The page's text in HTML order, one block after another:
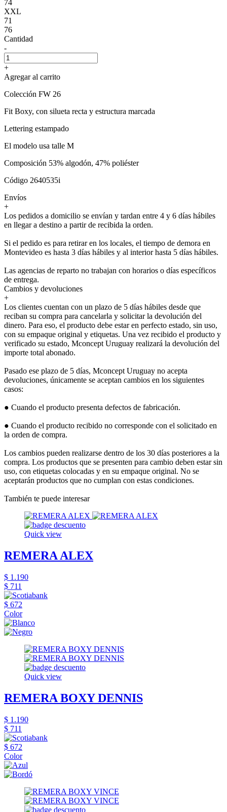
74
XXL
71
76
Cantidad
-
+
Agregar al carrito
Colección FW 26
Fit Boxy, con silueta recta y estructura marcada
Lettering estampado
El modelo usa talle M
Composición 53% algodón, 47% poliéster
Código 2640535i
Envíos
+
Los pedidos a domicilio se envían y tardan entre 4 y 6 días hábiles
en llegar a destino a partir de recibida la orden.
Si el pedido es para retirar en los locales, el tiempo de demora en
Montevideo es hasta 3 días hábiles y al interior hasta 5 días hábiles.
Las agencias de reparto no trabajan con horarios o días específicos
de entrega.
Cambios y devoluciones
+
Los clientes cuentan con un plazo de 5 días hábiles desde que
reciban su compra para cancelarla y solicitar la devolución del
dinero. Para eso, el producto debe estar en perfecto estado, sin uso,
con su empaque original y etiquetas. Una vez recibido el producto y
verificado su estado, Mconcept Uruguay realizará la devolución del
importe total abonado.
Pasado ese plazo de 5 días, Mconcept Uruguay no acepta
devoluciones, únicamente se aceptan cambios en los siguientes
casos:
● Cuando el producto presenta defectos de fabricación.
● Cuando el producto recibido no corresponde con el solicitado en
la orden de compra.
Los cambios pueden realizarse dentro de los 30 días posteriores a la
compra. Los productos que se presenten para cambio deben estar sin
uso, con etiquetas colocadas y en su empaque original. No se
aceptarán productos que no cumplan con estas condiciones.
También te puede interesar
Quick view
REMERA ALEX
$ 1.190
$ 711
$ 672
Color
Quick view
REMERA BOXY DENNIS
$ 1.190
$ 711
$ 672
Color